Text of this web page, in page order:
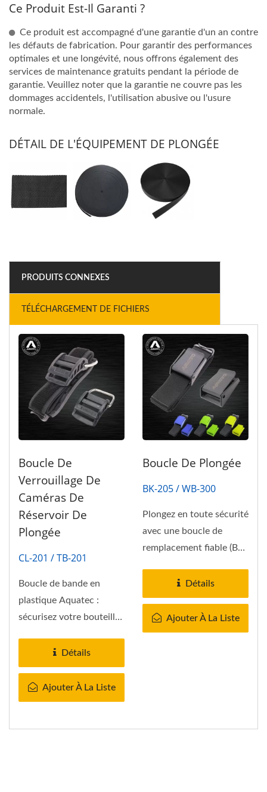
Ce Produit Est-Il Garanti ?
Ce produit est accompagné d'une garantie d'un an contre
les défauts de fabrication. Pour garantir des performances
optimales et une longévité, nous offrons également des
services de maintenance gratuits pendant la période de
garantie. Veuillez noter que la garantie ne couvre pas les
dommages accidentels, l'utilisation abusive ou l'usure
normale.
DÉTAIL DE L'ÉQUIPEMENT DE PLONGÉE
PRODUITS CONNEXES
TÉLÉCHARGEMENT DE FICHIERS
Boucle De
Verrouillage De
Caméras De
Réservoir De
Plongée
CL-201 / TB-201
Boucle de bande en
plastique Aquatec :
sécurisez votre bouteille
confiance.
Détails
Ajouter À La Liste
Boucle De Plongée
BK-205 / WB-300
Plongez en toute sécurité
avec une boucle de
remplacement fiable (BK-
Détails
Ajouter À La Liste